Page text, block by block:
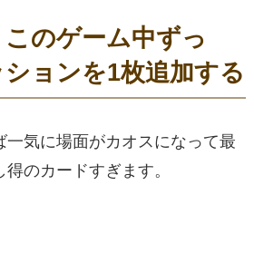
のゲーム中ずっ
ョンを1枚追加する
一気に場面がカオスになって最
のカードすぎます。